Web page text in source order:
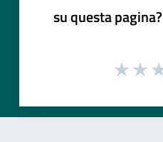
su questa pagina?